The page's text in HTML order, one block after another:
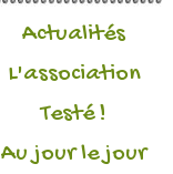
Actualités
L'association
Testé !
Au jour le jour